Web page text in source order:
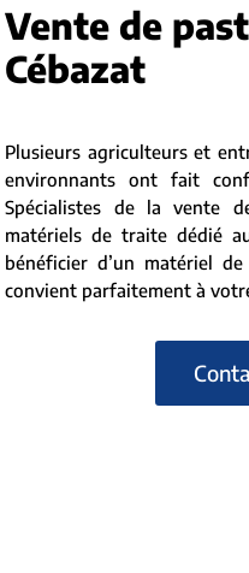
Vente de
Cébazat
Plusieurs agriculteurs et
environnants ont fait
Spécialistes de la vente
matériels de traite dédié
bénéficier d’un matériel
convient parfaitement à